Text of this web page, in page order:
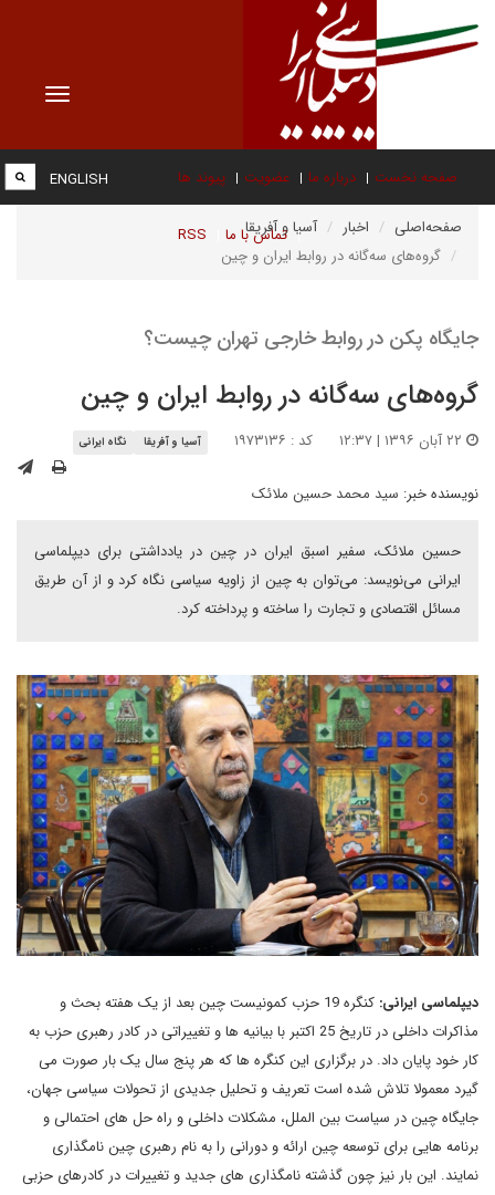
Toggle
صفحه نخست درباره ما عضویت پیوند ها
تماس با ما RSS
ENGLISH
صفحه‌اصلی اخبار
آسیا و آفریقا
گروه‌های سه‌گانه در روابط ایران و چین
جایگاه پکن در روابط خارجی تهران چیست؟
گروه‌های سه‌گانه در روابط ایران و چین
کد : ۱۹۷۳۱۳۶ آسیا و آفریقا نگاه ایرانی
نویسنده خبر: سید محمد حسین ملائک
حسین ملائک، سفیر اسبق ایران در چین در یادداشتی برای دیپلماسی
ایرانی می‌نویسد: می‌توان به چین از زاویه سیاسی نگاه کرد و از آن طریق
مسائل اقتصادی و تجارت را ساخته و پرداخته کرد.
دیپلماسی ایرانی:
کنگره 19 حزب کمونیست چین بعد از یک هفته بحث و
مذاکرات داخلی در تاریخ 25 اکتبر با بیانیه ها و تغییراتی در کادر رهبری حزب به
کار خود پایان داد. در برگزاری این کنگره ها که هر پنج سال یک بار صورت می
گیرد معمولا تلاش شده است تعریف و تحلیل جدیدی از تحولات سیاسی جهان،
جایگاه چین در سیاست بین الملل، مشکلات داخلی و راه حل های احتمالی و
برنامه هایی برای توسعه چین ارائه و دورانی را به نام رهبری چین نامگذاری
نمایند. این بار نیز چون گذشته نامگذاری های جدید و تغییرات در کادرهای حزبی